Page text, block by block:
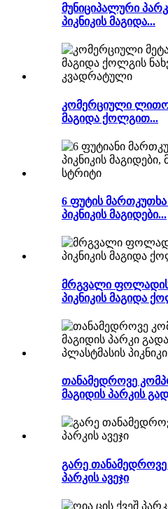
მუნიციპალური
პიკნიკის მაგიდა...
კომერციული
მაგიდა ქოლგით...
6 ფუტის
პიკნიკის მაგიდები...
მრგვალი
პიკნიკის მაგიდა
თანამედროვე
მაგიდის პარკის
გარე თანამედროვე
პარკის ავეჯი